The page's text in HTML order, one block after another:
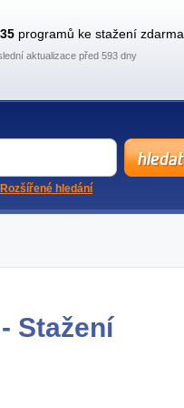
Stažení
programů ke stažení zdarma
aktualizace před 593 dny
Rozšířené hledání